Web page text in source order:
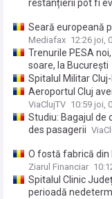
restanțierii pot fi
Seară europeană
calificarea în play-
Mediafax 12:26 joi,
Trenurile PESA
soare, la București
Spitalul Militar
Aeroportul Cluj
ViaClujTV 10:59 joi,
Studiu: Bagajul de
des pasagerii
O fostă fabrică din
construiesc la
performative dintr-
Ziarul Financiar
Spitalul Clinic
perioadă